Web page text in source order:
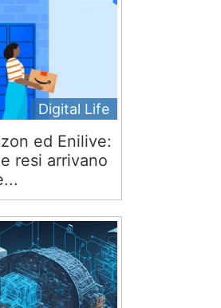
Digital Life
ed Enilive:
resi arrivano